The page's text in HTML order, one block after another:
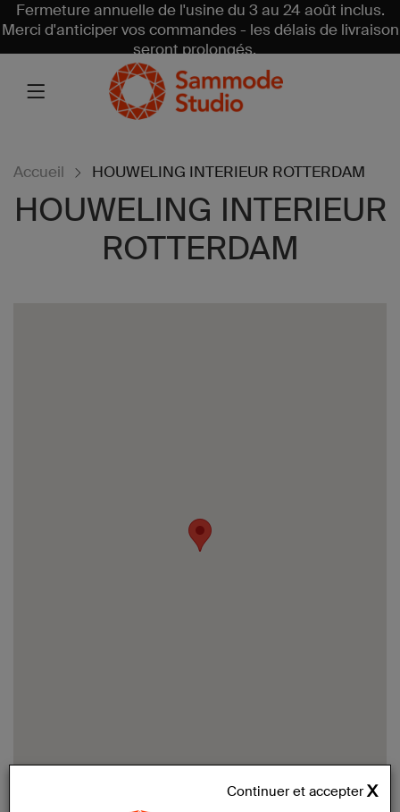
Fermeture annuelle de l'usine du 3 au 24 août inclus.
Merci d'anticiper vos commandes - les délais de livraison
seront prolongés.
Accueil HOUWELING INTERIEUR ROTTERDAM
HOUWELING INTERIEUR
ROTTERDAM
Continuer et accepter